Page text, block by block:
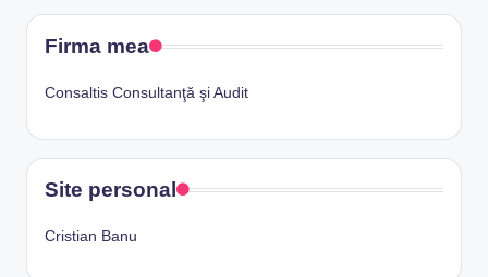
Firma mea
Consaltis Consultanţă şi Audit
Site personal
Cristian Banu